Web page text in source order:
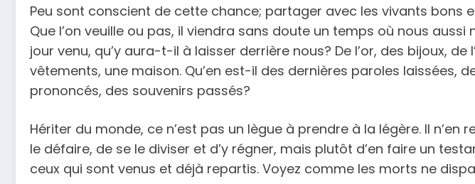
Peu sont conscient de cette chance; partager avec les vivants bons
Que l’on veuille ou pas, il viendra sans doute un temps où nous aussi
jour venu, qu’y aura-t-il à laisser derrière nous? De l’or, des bijoux, de
vêtements, une maison. Qu’en est-il des dernières paroles laissées,
prononcés, des souvenirs passés?
Hériter du monde, ce n’est pas un lègue à prendre à la légère. Il n’en
le défaire, de se le diviser et d’y régner, mais plutôt d’en faire un
ceux qui sont venus et déjà repartis. Voyez comme les morts ne